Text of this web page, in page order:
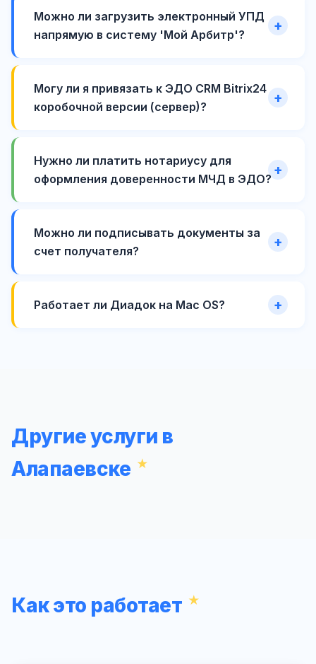
Можно ли загрузить электронный УПД
напрямую в систему 'Мой Арбитр'?
Могу ли я привязать к ЭДО CRM Bitrix24
коробочной версии (сервер)?
Нужно ли платить нотариусу для
оформления доверенности МЧД в ЭДО?
Можно ли подписывать документы за
счет получателя?
Работает ли Диадок на Mac OS?
Другие услуги в
Алапаевске
Как это работает